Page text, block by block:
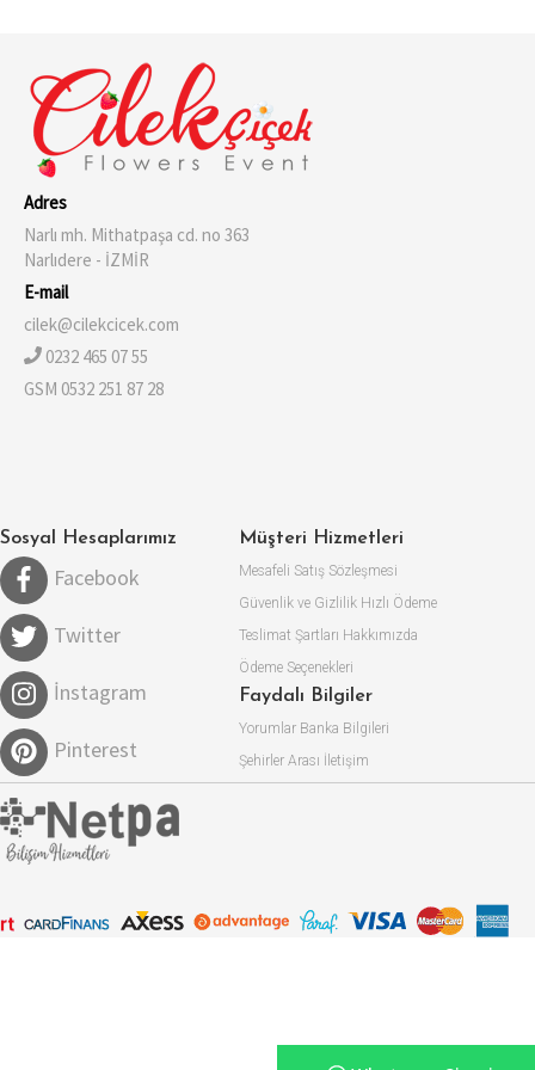
Adres
Narlı mh. Mithatpaşa cd. no 363
Narlıdere - İZMİR
E-mail
cilek@cilekcicek.com
0232 465 07 55
GSM 0532 251 87 28
Sosyal Hesaplarımız
Facebook
Twitter
İnstagram
Pinterest
Müşteri Hizmetleri
Mesafeli Satış Sözleşmesi
Güvenlik ve Gizlilik Hızlı Ödeme
Teslimat Şartları Hakkımızda
Ödeme Seçenekleri
Faydalı Bilgiler
Yorumlar Banka Bilgileri
Şehirler Arası İletişim